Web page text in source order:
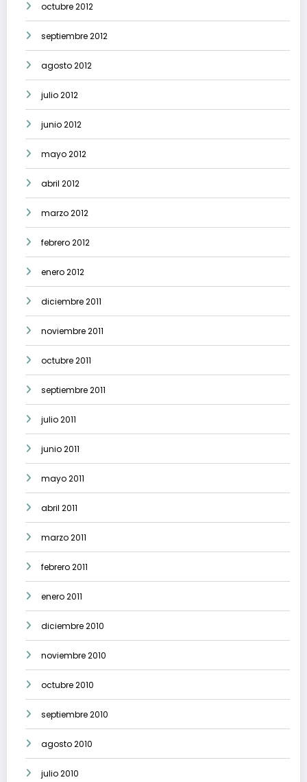
octubre 2012
septiembre 2012
agosto 2012
julio 2012
junio 2012
mayo 2012
abril 2012
marzo 2012
febrero 2012
enero 2012
diciembre 2011
noviembre 2011
octubre 2011
septiembre 2011
julio 2011
junio 2011
mayo 2011
abril 2011
marzo 2011
febrero 2011
enero 2011
diciembre 2010
noviembre 2010
octubre 2010
septiembre 2010
agosto 2010
julio 2010